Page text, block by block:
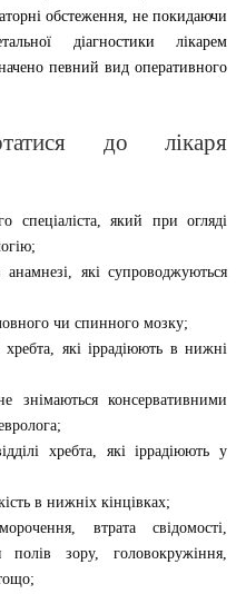
обстеження, не покидаючи
діагностики лікарем
певний вид оперативного
до лікаря
спеціаліста, який при огляді
які супроводжуються
чи спинного мозку;
хребта, які іррадіюють в нижні
знімаються консервативними
хребта, які іррадіюють у
в нижніх кінцівках;
втрата свідомості,
зору, головокружіння,